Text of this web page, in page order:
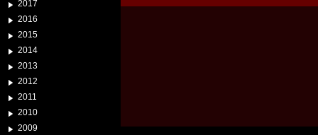
2017
2016
2015
2014
2013
2012
2011
2010
2009